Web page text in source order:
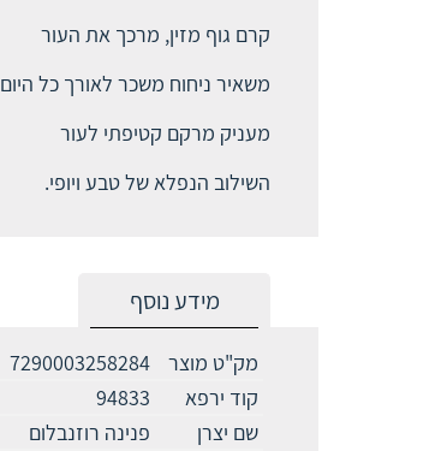
קרם גוף מזין, מרכך את העור
משאיר ניחוח משכר לאורך כל היום
מעניק מרקם קטיפתי לעור
השילוב הנפלא של טבע ויופי.
מידע נוסף
מק"ט מוצר
7290003258284
קוד ירפא
94833
שם יצרן
פנינה רוזנבלום